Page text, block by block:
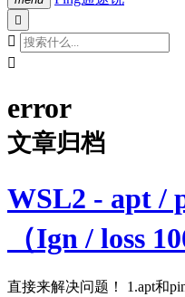



error
文章归档
WSL2 - apt /
（Ign / loss
直接来解决问题！ 1.apt和